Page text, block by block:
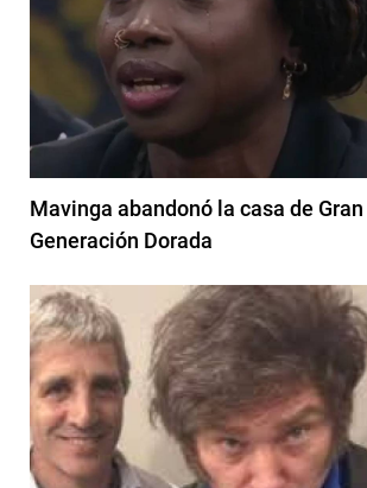
Mavinga abandonó la casa de
Generación Dorada